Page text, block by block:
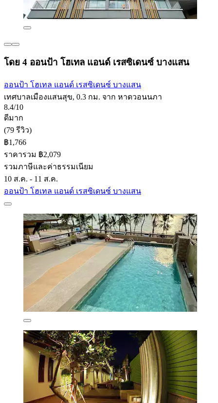
โดย 4 ออนป้า โฮเทล แอนด์ เรสซิเดนซ์ บางแสน
ออนป้า โฮเทล แอนด์ เรสซิเดนซ์ บางแสน
เทศบาลเมืองแสนสุข, 0.3 กม. จาก หาดวอนนภา
8.4/10
ดีมาก
(79 รีวิว)
฿1,766
ราคารวม ฿2,079
รวมภาษีและค่าธรรมเนียม
10 ส.ค. - 11 ส.ค.
ออนป้า โฮเทล แอนด์ เรสซิเดนซ์ บางแสน